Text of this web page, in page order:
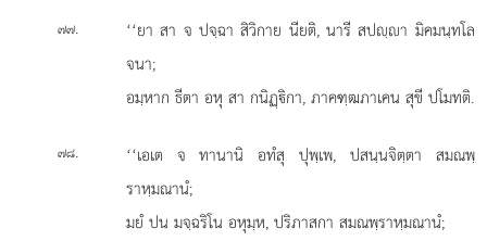
๗๗.
‘‘ยา สา จ ปจฺฉา สิวิกาย นียติ, นารี สปฺา มิคมนฺทโล
จนา;
อมฺหาก ธีตา อหุ สา กนิฏฺิกา, ภาคฑฺฒภาเคน สุขี ปโมทติ.
๗๘. ‘‘เอเต จ ทานานิ อทํสุ ปุพฺเพ, ปสนฺนจิตฺตา สมณพฺ
ราหฺมณานํ;
มยํ ปน มจฺฉริโน อหุมฺห, ปริภาสกา สมณพฺราหฺมณานํ;